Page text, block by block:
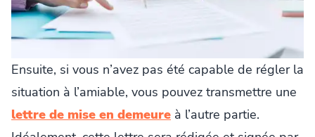
Ensuite, si vous n’avez pas été capable de régler la
situation à l’amiable, vous pouvez transmettre une
lettre de mise en demeure à l’autre partie.